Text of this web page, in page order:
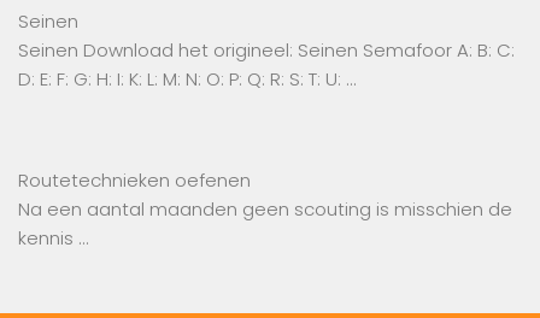
Seinen
Seinen Download het origineel: Seinen Semafoor A: B: C:
D: E: F: G: H: I: K: L: M: N: O: P: Q: R: S: T: U: …
Routetechnieken oefenen
Na een aantal maanden geen scouting is misschien de
kennis …